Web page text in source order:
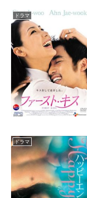
ドラマ
ドラマ